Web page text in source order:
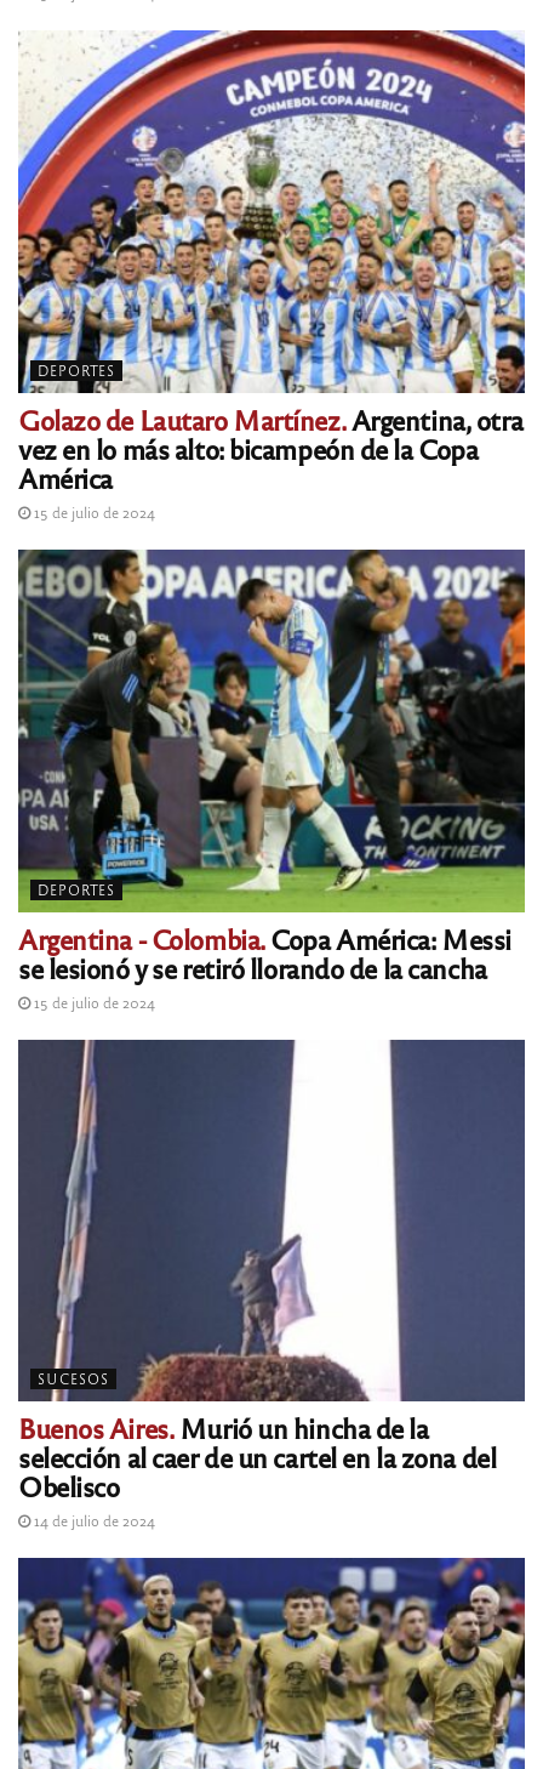
DEPORTES
Golazo de Lautaro Martínez.Argentina, otra
vez en lo más alto: bicampeón de la Copa
América
15 de julio de 2024
DEPORTES
Argentina - Colombia.Copa América: Messi
se lesionó y se retiró llorando de la cancha
15 de julio de 2024
SUCESOS
Buenos Aires.Murió un hincha de la
selección al caer de un cartel en la zona del
Obelisco
14 de julio de 2024